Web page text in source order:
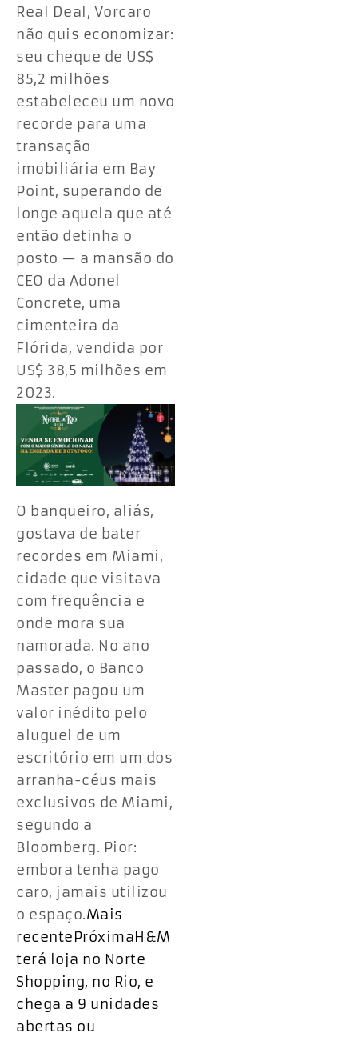
Real Deal, Vorcaro
não quis economizar:
seu cheque de US$
85,2 milhões
estabeleceu um novo
recorde para uma
transação
imobiliária em Bay
Point, superando de
longe aquela que até
então detinha o
posto — a mansão do
CEO da Adonel
Concrete, uma
cimenteira da
Flórida, vendida por
US$ 38,5 milhões em
2023.
O banqueiro, aliás,
gostava de bater
recordes em Miami,
cidade que visitava
com frequência e
onde mora sua
namorada. No ano
passado, o Banco
Master pagou um
valor inédito pelo
aluguel de um
escritório em um dos
arranha-céus mais
exclusivos de Miami,
segundo a
Bloomberg. Pior:
embora tenha pago
caro, jamais utilizou
o espaço.Mais
recentePróximaH&M
terá loja no Norte
Shopping, no Rio, e
chega a 9 unidades
abertas ou